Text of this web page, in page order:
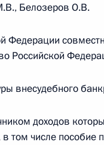
России
Белозеров О.В.
Федерации
Российской
внесудебного
доходов
том числе